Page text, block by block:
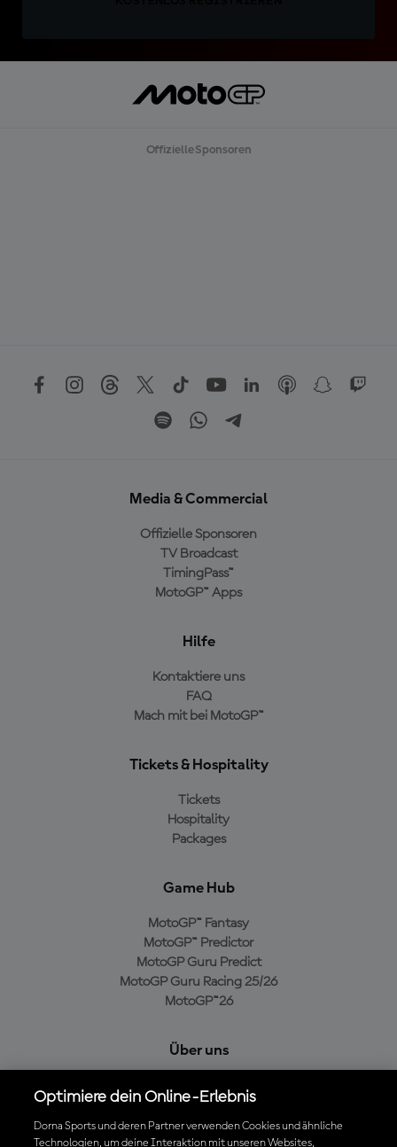
Offizielle Sponsoren
Media & Commercial
Offizielle Sponsoren
TV Broadcast
TimingPass™
MotoGP™ Apps
Hilfe
Kontaktiere uns
FAQ
Mach mit bei MotoGP™
Tickets & Hospitality
Tickets
Hospitality
Packages
Game Hub
MotoGP™ Fantasy
MotoGP™ Predictor
MotoGP Guru Predict
MotoGP Guru Racing 25/26
MotoGP™26
Über uns
Cookie-Richtlinien
Geschäftsbedingungen
Optimiere dein Online-Erlebnis
Dorna Sports und deren Partner verwenden Cookies und ähnliche
Technologien, um deine Interaktion mit unseren Websites,